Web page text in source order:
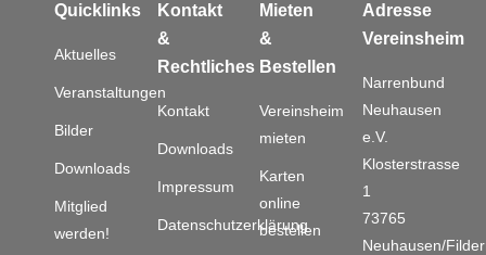
Quicklinks
Aktuelles
Veranstaltungen
Bilder
Downloads
Mitglied
werden!
Kontakt
&
Rechtliches
Kontakt
Downloads
Impressum
Datenschutzerklärung
Mieten
&
Bestellen
Vereinsheim
mieten
Karten
online
bestellen
Adresse
Vereinsheim
Narrenbund
Neuhausen
e.V.
Klosterstrasse
1
73765
Neuhausen/